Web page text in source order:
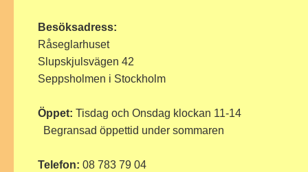
Besöksadress:
Råseglarhuset
Slupskjulsvägen 42
Seppsholmen i Stockholm
Öppet: Tisdag och Onsdag klockan 11-14
Begransad öppettid under sommaren
Telefon: 08 783 79 04